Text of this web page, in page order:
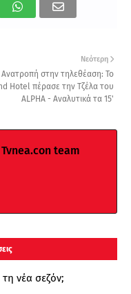
Νεότερη
Ανατροπή στην τηλεθέαση: Το
Hotel πέρασε την Τζέλα του
ALPHA - Αναλυτικά τα 15'
Tvnea.con team
τη νέα σεζόν;